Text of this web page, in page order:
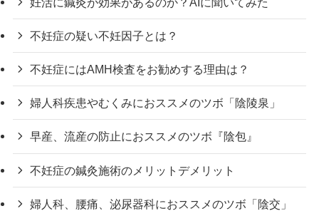
不妊症の疑い不妊因子とは？
不妊症にはAMH検査をお勧めする理由は？
婦人科疾患やむくみにおススメのツボ「陰陵泉」
早産、流産の防止におススメのツボ『陰包』
不妊症の鍼灸施術のメリットデメリット
婦人科、腰痛、泌尿器科におススメのツボ「陰交」